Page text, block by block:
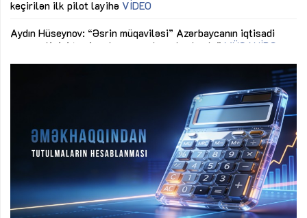
suverenliyini təmin edən əsas dayaqlardandır”MÜSAHİBƏ